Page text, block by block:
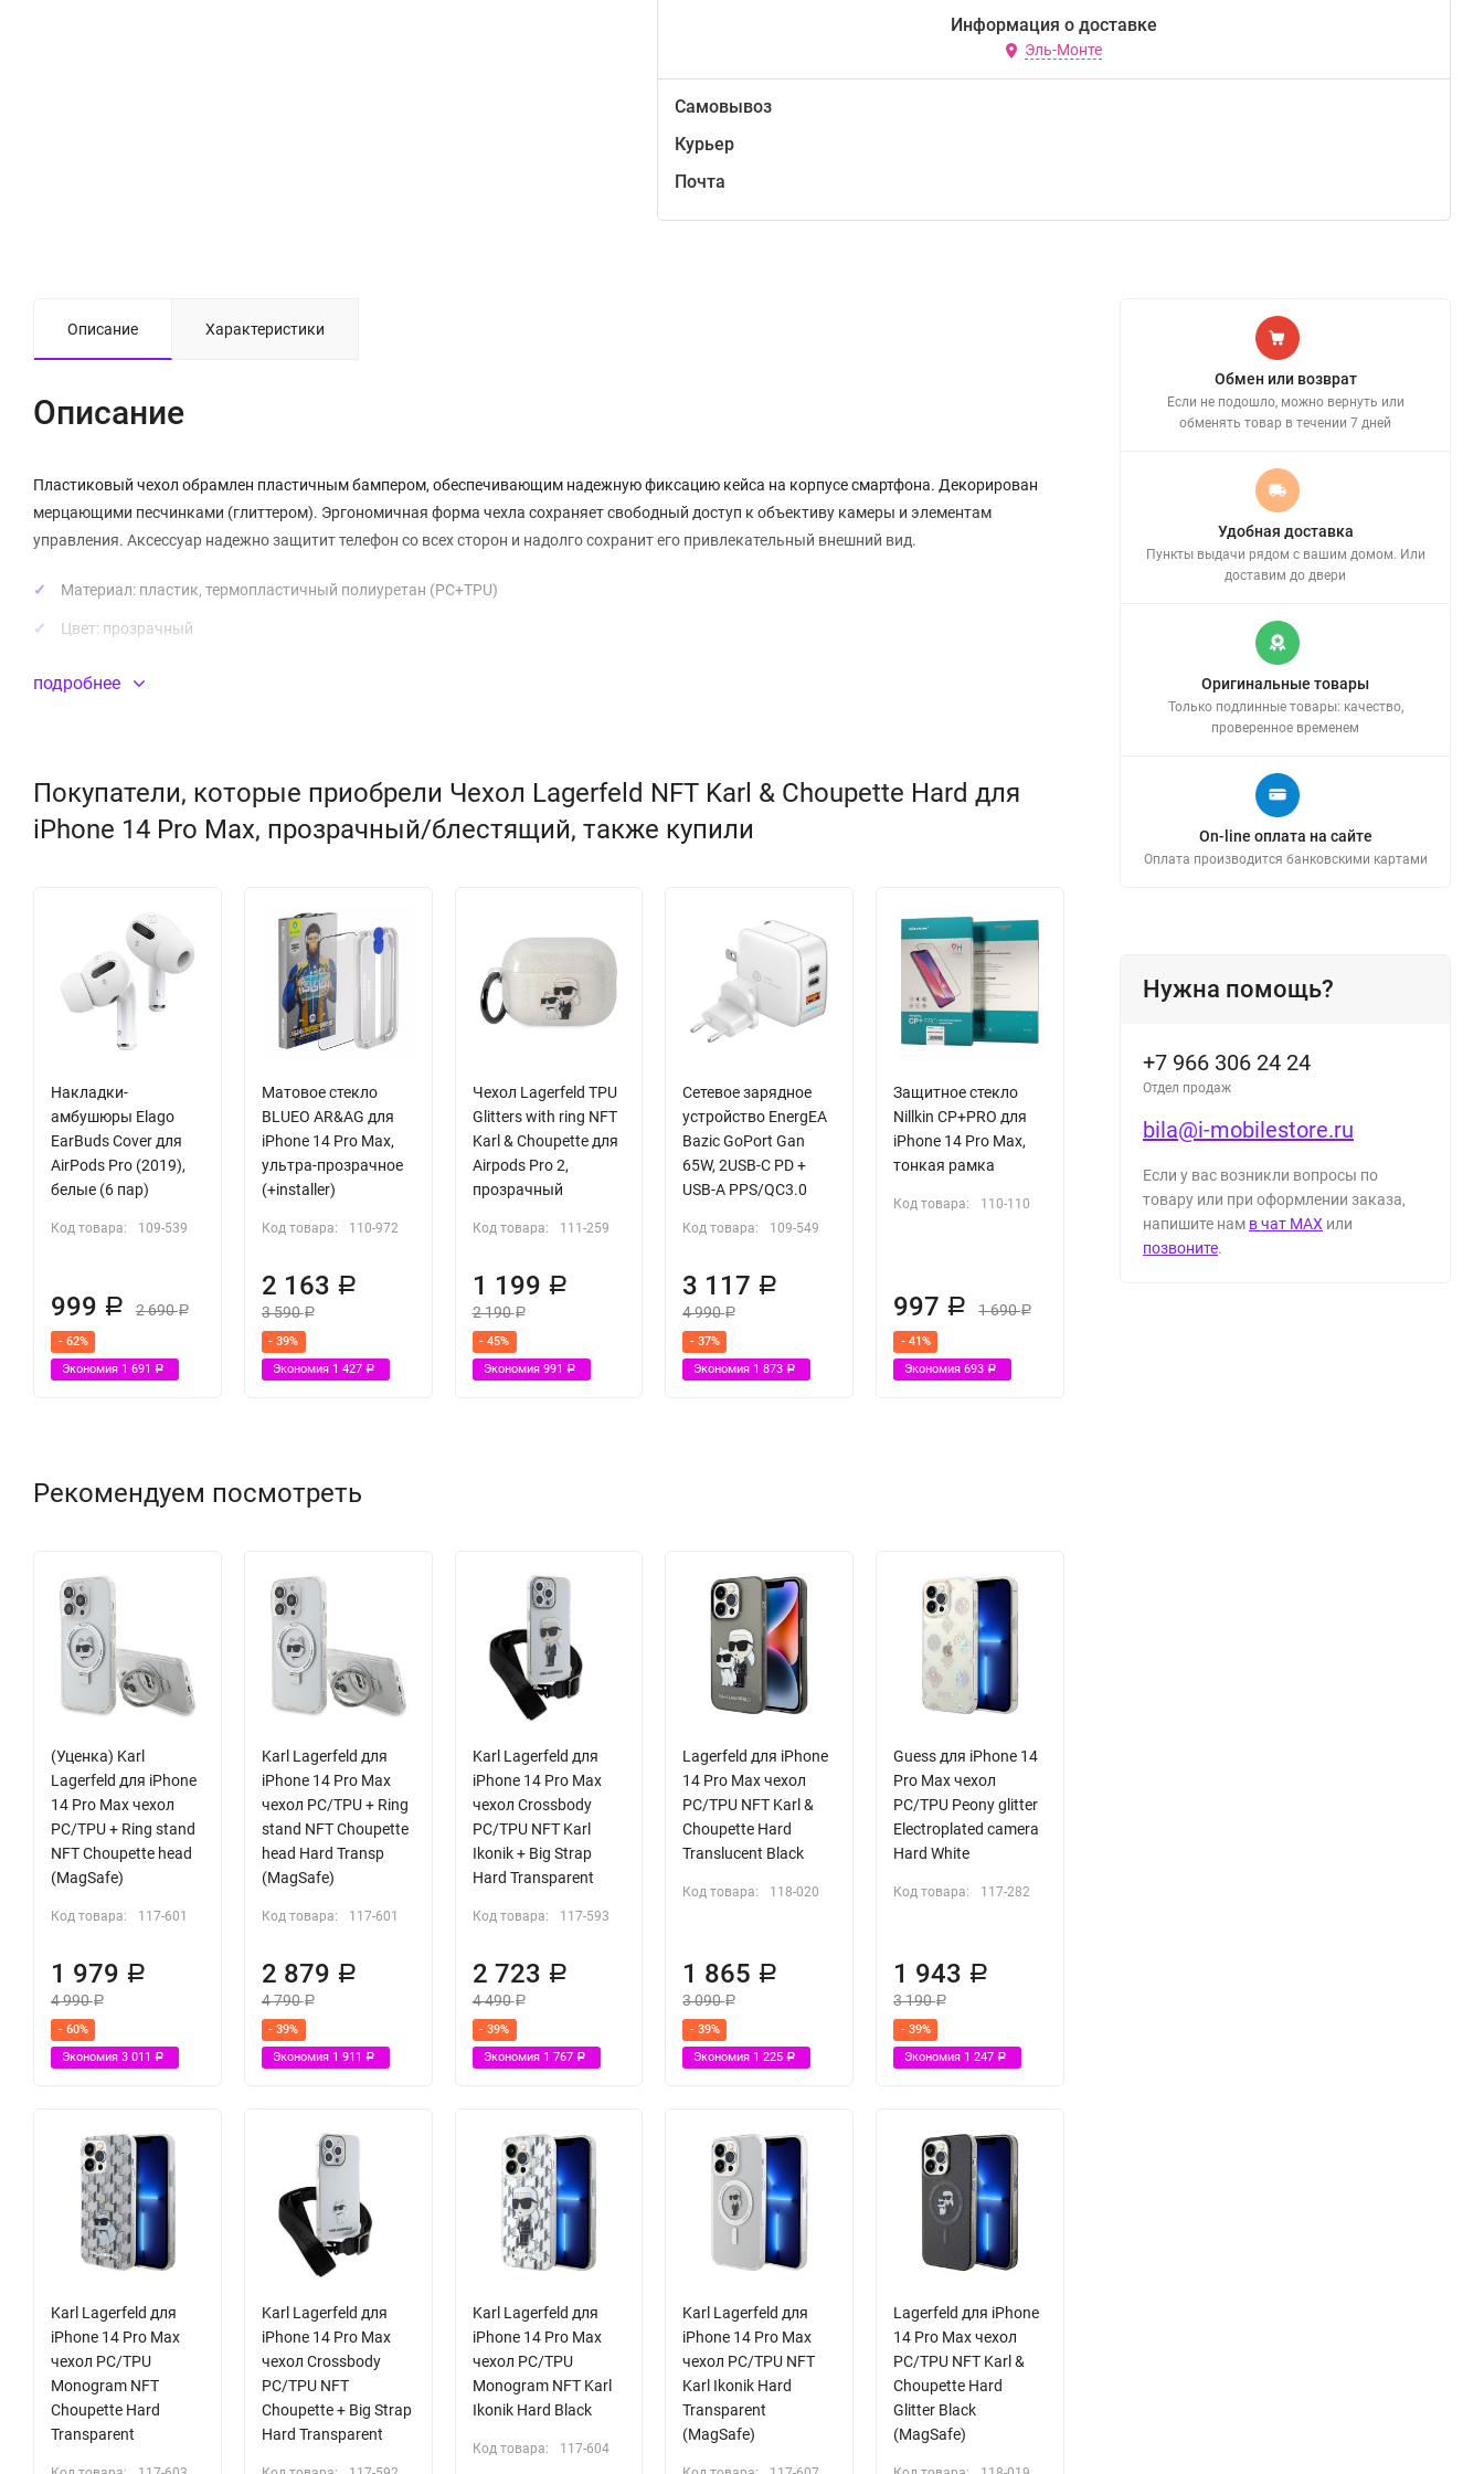
Информация о доставке
Эль-Монте
Самовывоз
Курьер
Почта
Описание Характеристики
Описание
Пластиковый чехол обрамлен пластичным бампером, обеспечивающим надежную фиксацию кейса на корпусе смартфона. Декорирован
мерцающими песчинками (глиттером). Эргономичная форма чехла сохраняет свободный доступ к объективу камеры и элементам
управления. Аксессуар надежно защитит телефон со всех сторон и надолго сохранит его привлекательный внешний вид.
Материал: пластик, термопластичный полиуретан (PC+TPU)
Цвет: прозрачный
подробнее
Покупатели, которые приобрели Чехол Lagerfeld NFT Karl & Choupette Hard для
iPhone 14 Pro Max, прозрачный/блестящий, также купили
Накладки-
амбушюры Elago
EarBuds Cover для
AirPods Pro (2019),
белые (6 пар)
Код товара: 109-539
999 Р 2 690Р
- 62%
Экономия 1 691 Р
Матовое стекло
BLUEO AR&AG для
iPhone 14 Pro Max,
ультра-прозрачное
(+installer)
Код товара: 110-972
2 163 Р
3 590Р
- 39%
Экономия 1 427 Р
Чехол Lagerfeld TPU
Glitters with ring NFT
Karl & Choupette для
Airpods Pro 2,
прозрачный
Код товара: 111-259
1 199 Р
2 190Р
- 45%
Экономия 991 Р
Сетевое зарядное
устройство EnergEA
Bazic GoPort Gan
65W, 2USB-C PD +
USB-A PPS/QC3.0
Код товара: 109-549
3 117 Р
4 990Р
- 37%
Экономия 1 873Р
Защитное стекло
Nillkin CP+PRO для
iPhone 14 Pro Max,
тонкая рамка
Код товара: 110-110
997 Р 1 690Р
- 41%
Экономия693Р
Рекомендуем посмотреть
(Уценка) Karl
Lagerfeld для iPhone
14 Pro Max чехол
PC/TPU + Ring stand
NFT Choupette head
(MagSafe)
Код товара: 117-601
1 979 Р
4 990Р
- 60%
Экономия 3 011 Р
Karl Lagerfeld для
iPhone 14 Pro Max
чехол PC/TPU + Ring
stand NFT Choupette
head Hard Transp
(MagSafe)
Код товара: 117-601
2 879 Р
4 790Р
- 39%
Экономия 1 911 Р
Karl Lagerfeld для
iPhone 14 Pro Max
чехол Crossbody
PC/TPU NFT Karl
Ikonik + Big Strap
Hard Transparent
Код товара: 117-593
2 723 Р
4 490Р
- 39%
Экономия 1 767 Р
Lagerfeld для iPhone
14 Pro Max чехол
PC/TPU NFT Karl &
Choupette Hard
Translucent Black
Код товара: 118-020
1 865 Р
3 090Р
- 39%
Экономия 1 225Р
Guess для iPhone 14
Pro Max чехол
PC/TPU Peony glitter
Electroplated camera
Hard White
Код товара: 117-282
1 943 Р
3 190Р
- 39%
Экономия 1 247Р
Karl Lagerfeld для
iPhone 14 Pro Max
чехол PC/TPU
Monogram NFT
Choupette Hard
Transparent
Karl Lagerfeld для
iPhone 14 Pro Max
чехол Crossbody
PC/TPU NFT
Choupette + Big Strap
Hard Transparent
Karl Lagerfeld для
iPhone 14 Pro Max
чехол PC/TPU
Monogram NFT Karl
Ikonik Hard Black
Код товара: 117-604
Karl Lagerfeld для
iPhone 14 Pro Max
чехол PC/TPU NFT
Karl Ikonik Hard
Transparent
(MagSafe)
Lagerfeld для iPhone
14 Pro Max чехол
PC/TPU NFT Karl &
Choupette Hard
Glitter Black
(MagSafe)
Обмен или возврат
Если не подошло, можно вернуть или
обменять товар в течении 7 дней
Удобная доставка
Пункты выдачи рядом с вашим домом. Или
доставим до двери
Оригинальные товары
Только подлинные товары: качество,
проверенное временем
On-line оплата на сайте
Оплата производится банковскими картами
Нужна помощь?
+7 966 306 24 24
Отдел продаж
bila@i-mobilestore.ru
Если у вас возникли вопросы по
товару или при оформлении заказа,
напишите нам в чат MAX или
позвоните.